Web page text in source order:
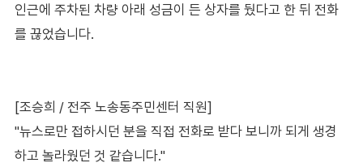
인근에 주차된 차량 아래 성금이 든 상자를 뒀다고 한 뒤 전화
를 끊었습니다.
[조승희 / 전주 노송동주민센터 직원]
"뉴스로만 접하시던 분을 직접 전화로 받다 보니까 되게 생경
하고 놀라웠던 것 같습니다."